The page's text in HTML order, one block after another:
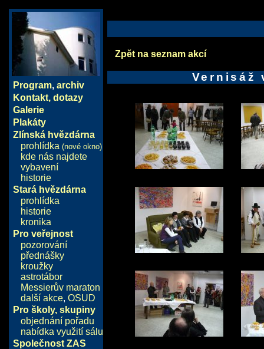
Program, archiv
Kontakt, dotazy
Galerie
Plakáty
Zlínská hvězdárna
prohlídka (nové okno)
kde nás najdete
vybavení
historie
Stará hvězdárna
prohlídka
historie
kronika
Pro veřejnost
pozorování
přednášky
kroužky
astrotábor
Messierův maraton
další akce, OSUD
Pro školy, skupiny
objednání pořadu
nabídka využití sálu
Společnost ZAS
Zpět na seznam akcí
Vernisáž